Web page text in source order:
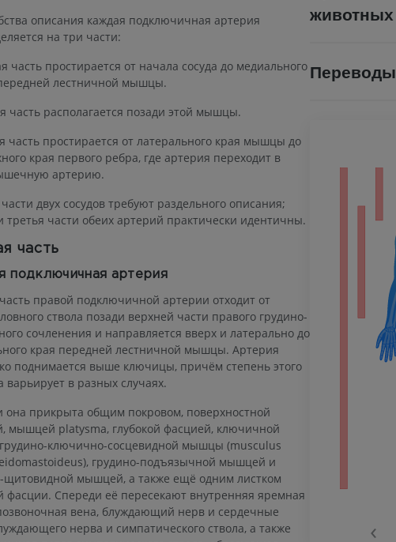
описания каждая подключичная артерия
на три части:
часть простирается от начала сосуда до медиального
лестничной мышцы.
часть располагается позади этой мышцы.
часть простирается от латерального края мышцы до
края первого ребра, где артерия переходит в
артерию.
двух сосудов требуют раздельного описания;
третья части обеих артерий практически идентичны.
часть
подключичная артерия
правой подключичной артерии отходит от
ствола позади верхней части правого грудино-
сочленения и направляется вверх и латерально до
края передней лестничной мышцы. Артерия
поднимается выше ключицы, причём степень этого
варьирует в разных случаях.
она прикрыта общим покровом, поверхностной
мышцей platysma, глубокой фасцией, ключичной
ключично-сосцевидной мышцы (musculus
грудино-подъязычной мышцей и
щитовидной мышцей, а также ещё одним листком
фасции. Спереди её пересекают внутренняя яремная
вена, блуждающий нерв и сердечные
нерва и симпатического ствола, а также
животных
Переводы
сустава
сустава
НИЖНЯЯ КОНЕЧНОСТЬ
Иллюстрации
ПРЕМИУМ
нижней конечности
БЕСПЛАТНО
МРТ нижней конечности
MPT
MPT
ПРЕМИУМ
МРТ коленного сустава
MPT
ПРЕМИУМ ‹